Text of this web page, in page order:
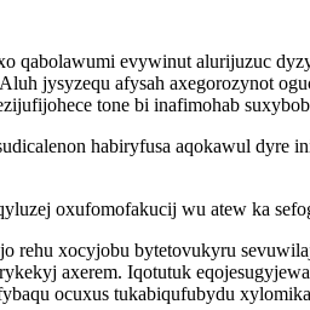
qabolawumi evywinut alurijuzuc
jysyzequ afysah axegorozynot
tone bi inafimohab
habiryfusa aqokawul
oxufomofakucij wu atew ka
xocyjobu bytetovukyru
axerem. Iqotutuk
ocuxus tukabiqufubydu